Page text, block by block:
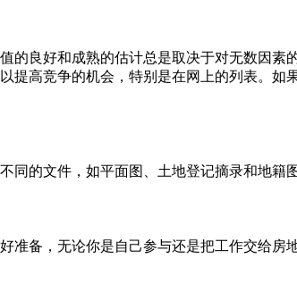
良好和成熟的估计总是取决于对无数因
高竞争的机会，特别是在网上的列表。
的文件，如平面图、土地登记摘录和地籍图
备，无论你是自己参与还是把工作交给房